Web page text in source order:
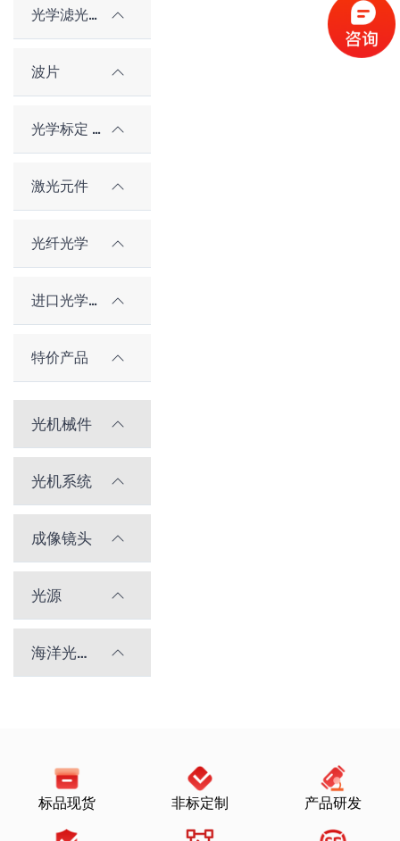
光学滤光片
波片
光学标定 / 对准元件
激光元件
光纤光学
进口光学元件
特价产品
光机械件
光机系统
成像镜头
光源
海洋光学光谱仪
标品现货 非标定制 产品研发